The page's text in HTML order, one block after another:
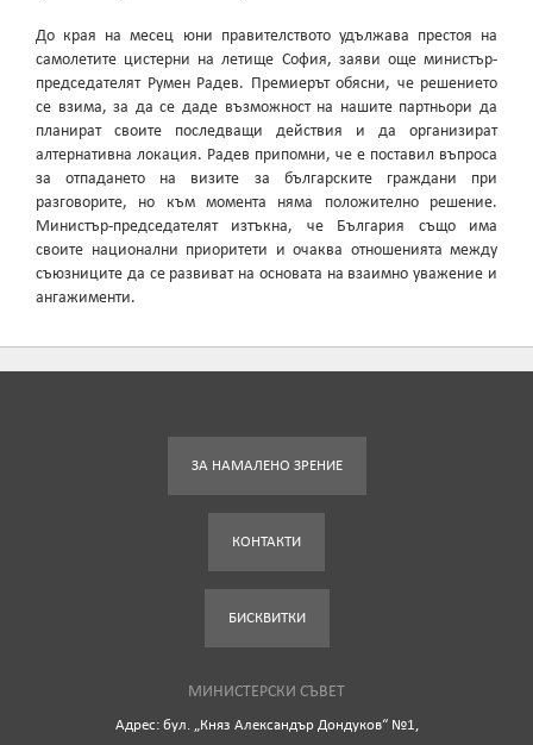
До края на месец юни правителството удължава престоя на
самолетите цистерни на летище София, заяви още министър-
председателят Румен Радев. Премиерът обясни, че решението
се взима, за да се даде възможност на нашите партньори да
планират своите последващи действия и да организират
алтернативна локация. Радев припомни, че е поставил въпроса
за отпадането на визите за българските граждани при
разговорите, но към момента няма положително решение.
Министър-председателят изтъкна, че България също има
своите национални приоритети и очаква отношенията между
съюзниците да се развиват на основата на взаимно уважение и
ангажименти.
ЗА НАМАЛЕНО ЗРЕНИЕ
КОНТАКТИ
БИСКВИТКИ
МИНИСТЕРСКИ СЪВЕТ
Адрес: бул. „Княз Александър Дондуков“ №1,